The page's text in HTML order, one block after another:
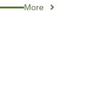
More